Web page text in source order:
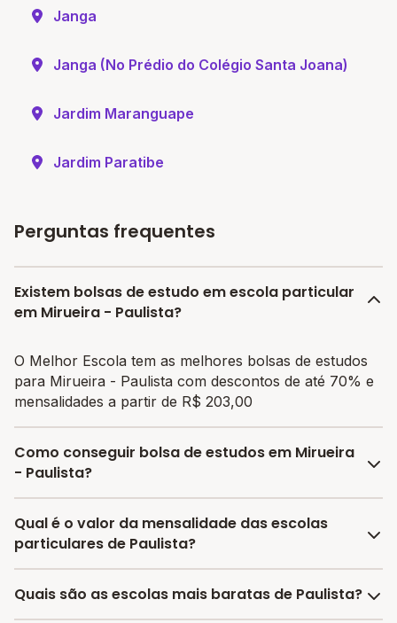
Janga
Janga (No Prédio do Colégio Santa Joana)
Jardim Maranguape
Jardim Paratibe
Perguntas frequentes
Existem bolsas de estudo em escola particular
em Mirueira - Paulista?
O Melhor Escola tem as melhores bolsas de estudos
para Mirueira - Paulista com descontos de até 70% e
mensalidades a partir de R$ 203,00
Como conseguir bolsa de estudos em Mirueira
- Paulista?
O programa de bolsa do Melhor Escola disponibiliza
vagas com até 80% de desconto nas mensalidades.
pré-matrícula no site.
Qual é o valor da mensalidade das escolas
particulares de Paulista?
A média da mensalidade em Paulista é de R$ 435,32
Quais são as escolas mais baratas de Paulista?